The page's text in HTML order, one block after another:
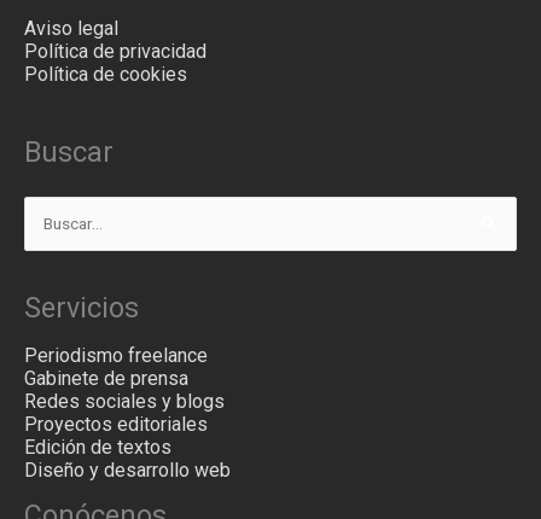
Aviso legal
Política de privacidad
Política de cookies
Buscar
Buscar
por:
Servicios
Periodismo freelance
Gabinete de prensa
Redes sociales y blogs
Proyectos editoriales
Edición de textos
Diseño y desarrollo web